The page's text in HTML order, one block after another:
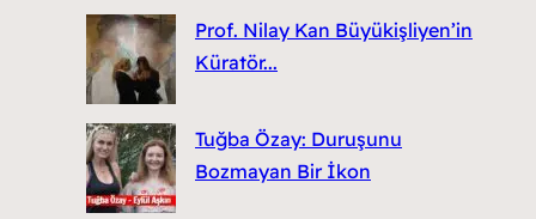
Prof. Nilay Kan Büyükişliyen’in
Küratör...
Tuğba Özay: Duruşunu
Bozmayan Bir İkon